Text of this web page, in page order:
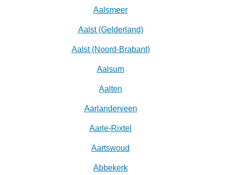
Aalsmeer
Aalst (Gelderland)
Aalst (Noord-Brabant)
Aalsum
Aalten
Aarlanderveen
Aarle-Rixtel
Aartswoud
Abbekerk